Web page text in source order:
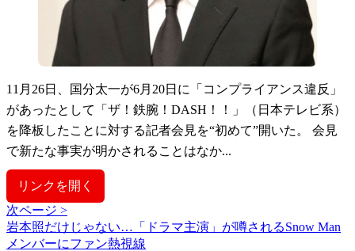
11月26日、国分太一が6月20日に「コンプライアンス違反」
があったとして「ザ！鉄腕！DASH！！」（日本テレビ系）
を降板したことに対する記者会見を“初めて”開いた。 会見
で新たな事実が明かされることはなか...
リンクを開く
次ページ >
岩本照だけじゃない…「ドラマ主演」が噂されるSnow Man
メンバーにファン熱視線